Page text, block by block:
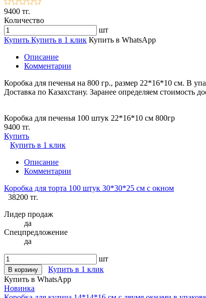
9400 тг.
Количество
шт
Купить Купить в 1 клик Купить в WhatsApp
Описание
Комментарии
Коробка для печенья на 800 гр., размер 22*16*10 см. В
Доставка по Казахстану. Заранее определяем стоимость
Коробка для печенья 100 штук 22*16*10 см 800гр
9400 тг.
Купить
Купить в 1 клик
Описание
Комментарии
Коробка для торта 100 штук 30*30*25 см с окном
38200 тг.
Лидер продаж
да
Спецпредложение
да
шт
В корзину
Купить в 1 клик
Купить в WhatsApp
Новинка